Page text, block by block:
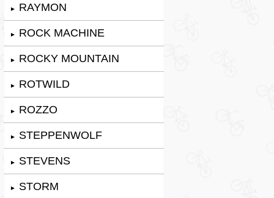
► RAYMON
► ROCK MACHINE
► ROCKY MOUNTAIN
► ROTWILD
► ROZZO
► STEPPENWOLF
► STEVENS
► STORM